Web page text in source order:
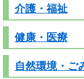
介護・福祉
健康・医療
自然環境・ご